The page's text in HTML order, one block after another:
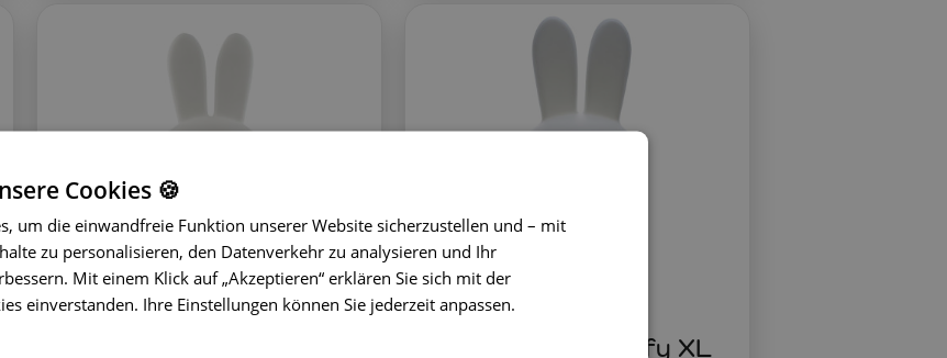
Kinderlampe Miffy XL
Cookies 🍪
um die einwandfreie Funktion unserer Website sicherzustellen und – mit
zu personalisieren, den Datenverkehr zu analysieren und Ihr
Mit einem Klick auf „Akzeptieren“ erklären Sie sich mit der
einverstanden. Ihre Einstellungen können Sie jederzeit anpassen.